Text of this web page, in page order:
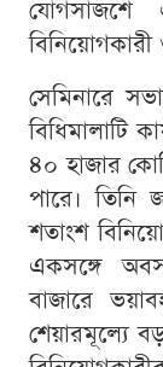
যোগসাজশে
সেমিনারে
বিধিমালাটি
৪০ হাজার
পারে। তিনি
শতাংশ
একসঙ্গে
বাজারে
শেয়ারমূল্যে